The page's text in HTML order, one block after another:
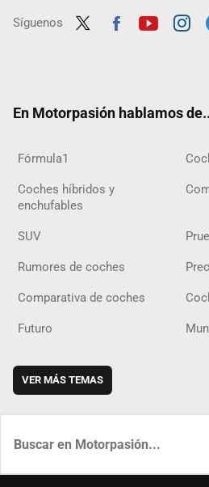
Síguenos
En Motorpasión hablamos
Fórmula1
Coches híbridos y
enchufables
SUV
Rumores de coches
Comparativa de coches
Futuro
VER MÁS TEMAS